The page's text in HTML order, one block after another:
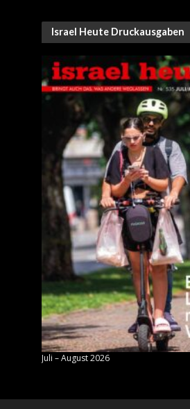
Israel Heute Druckausgaben
Juli – August 2026